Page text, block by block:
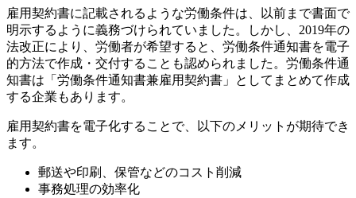
雇用契約書に記載されるような労働条件は、以前まで書面で
明示するように義務づけられていました。しかし、2019年の
法改正により、労働者が希望すると、労働条件通知書を電子
的方法で作成・交付することも認められました。労働条件通
知書は「労働条件通知書兼雇用契約書」としてまとめて作成
する企業もあります。
雇用契約書を電子化することで、以下のメリットが期待でき
ます。
郵送や印刷、保管などのコスト削減
事務処理の効率化